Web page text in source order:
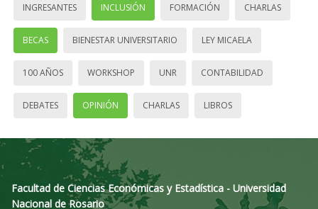
INGRESANTES INCLUSIÓN FORMACIÓN CHARLAS
BECAS BIENESTAR UNIVERSITARIO LEY MICAELA
100 AÑOS WORKSHOP UNR CONTABILIDAD
DEBATES OPINIÓN CHARLAS LIBROS
Facultad de Ciencias Económicas y Estadística - Universidad
Nacional de Rosario